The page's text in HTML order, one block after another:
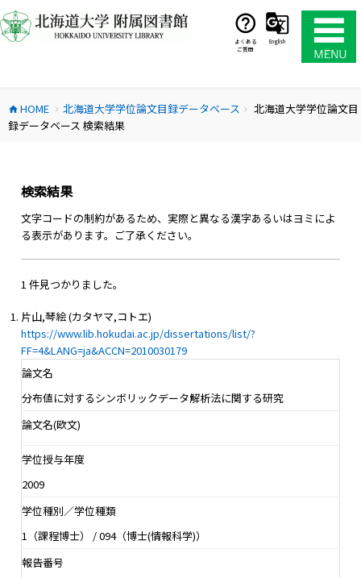
ン
テ
ス
キ
よくある
ご質問
English
home HOME chevron_right 北海道大学学位論文目録データベース chevron_right
北海道大学学位論文目
録データベース 検索結果
検索結果
文字コードの制約があるため、実際と異なる漢字あるいはヨミによ
る表示があります。ご了承ください。
1 件見つかりました。
片山,琴絵 (カタヤマ,コトエ)
https://www.lib.hokudai.ac.jp/dissertations/list/?
FF=4&LANG=ja&ACCN=2010030179
論文名
分布値に対するシンボリックデータ解析法に関する研究
論文名(欧文)
学位授与年度
2009
学位種別／学位種類
1（課程博士） / 094（博士(情報科学)）
報告番号